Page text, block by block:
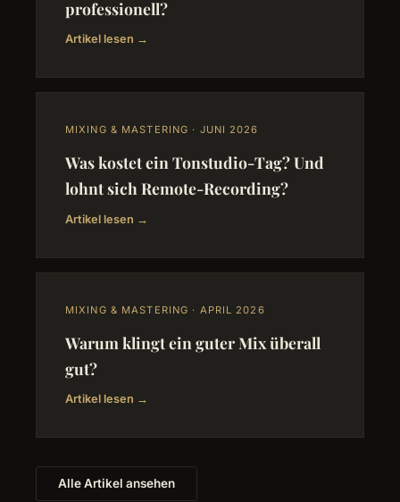
professionell?
Artikel lesen →
MIXING & MASTERING · JUNI 2026
Was kostet ein Tonstudio-Tag? Und
lohnt sich Remote-Recording?
Artikel lesen →
MIXING & MASTERING · APRIL 2026
Warum klingt ein guter Mix überall
gut?
Artikel lesen →
Alle Artikel ansehen